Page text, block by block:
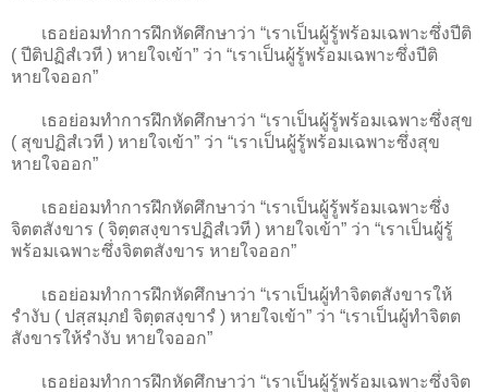
เธอย่อมทำการฝึกหัดศึกษาว่า “เราเป็นผู้รู้พร้อมเฉพาะซึ่งปีติ
( ปีติปฏิสํเวที ) หายใจเข้า” ว่า “เราเป็นผู้รู้พร้อมเฉพาะซึ่งปีติ
หายใจออก”
เธอย่อมทำการฝึกหัดศึกษาว่า “เราเป็นผู้รู้พร้อมเฉพาะซึ่งสุข
( สุขปฏิสํเวที ) หายใจเข้า” ว่า “เราเป็นผู้รู้พร้อมเฉพาะซึ่งสุข
หายใจออก”
เธอย่อมทำการฝึกหัดศึกษาว่า “เราเป็นผู้รู้พร้อมเฉพาะซึ่ง
จิตตสังขาร ( จิตฺตสงฺขารปฏิสํเวที ) หายใจเข้า” ว่า “เราเป็นผู้รู้
พร้อมเฉพาะซึ่งจิตตสังขาร หายใจออก”
เธอย่อมทำการฝึกหัดศึกษาว่า “เราเป็นผู้ทำจิตตสังขารให้
รำงับ ( ปสฺสมฺภยํ จิตฺตสงฺขารํ ) หายใจเข้า” ว่า “เราเป็นผู้ทำจิตต
สังขารให้รำงับ หายใจออก”
เธอย่อมทำการฝึกหัดศึกษาว่า “เราเป็นผู้รู้พร้อมเฉพาะซึ่งจิต